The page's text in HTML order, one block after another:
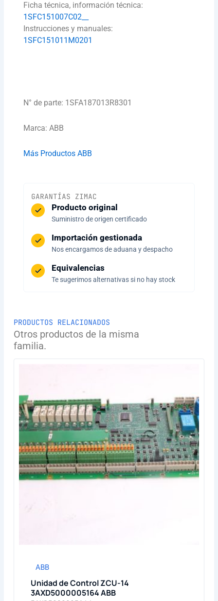
Ficha técnica, información técnica:
1SFC151007C02__
Instrucciones y manuales:
1SFC151011M0201
N° de parte: 1SFA187013R8301
Marca: ABB
Más Productos ABB
GARANTÍAS ZIMAC
Producto original
Suministro de origen certificado
Importación gestionada
Nos encargamos de aduana y despacho
Equivalencias
Te sugerimos alternativas si no hay stock
PRODUCTOS RELACIONADOS
Otros productos de la misma
familia.
ABB
Unidad de Control ZCU-14
3AXD5000005164 ABB